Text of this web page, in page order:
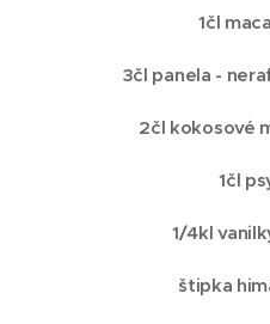
1čl
3čl panela -
2čl kokosové
1čl
1/4kl
štipka